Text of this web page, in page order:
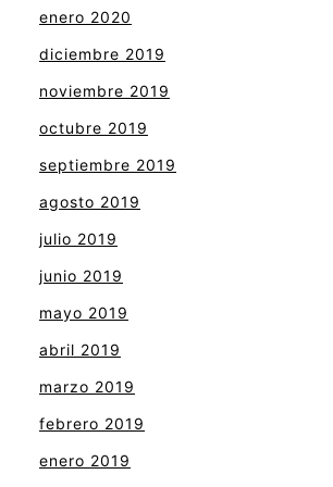
enero 2020
diciembre 2019
noviembre 2019
octubre 2019
septiembre 2019
agosto 2019
julio 2019
junio 2019
mayo 2019
abril 2019
marzo 2019
febrero 2019
enero 2019